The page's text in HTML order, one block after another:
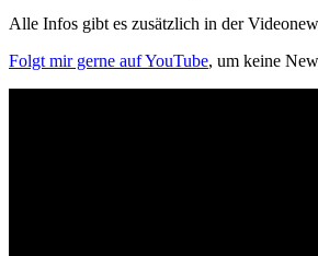
Alle Infos gibt es zusätzlich in der
Folgt mir gerne auf YouTube, um keine